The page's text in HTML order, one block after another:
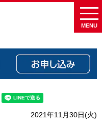
MENU
2021年11月30日(火)